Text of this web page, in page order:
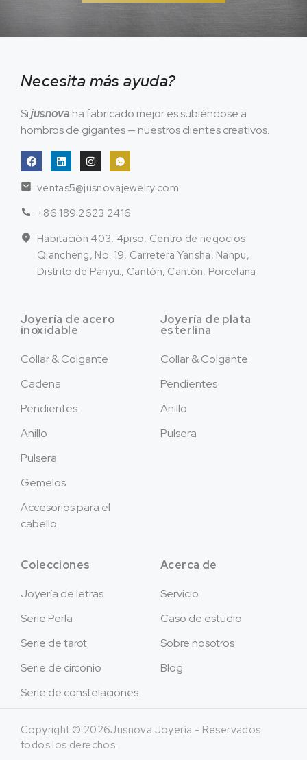
Necesita más ayuda?
Sijusnova ha fabricado mejor es subiéndose a
hombros de gigantes — nuestros clientes creativos.
ventas5@jusnovajewelry.com
+86 189 2623 2416
Habitación 403, 4piso, Centro de negocios
Qiancheng, No. 19, Carretera Yansha, Nanpu,
Distrito de Panyu., Cantón, Cantón, Porcelana
Joyería de acero
inoxidable
Collar & Colgante
Cadena
Pendientes
Anillo
Pulsera
Gemelos
Accesorios para el
cabello
Joyería de plata
esterlina
Collar & Colgante
Pendientes
Anillo
Pulsera
Colecciones
Joyería de letras
Serie Perla
Serie de tarot
Serie de circonio
Serie de constelaciones
Acerca de
Servicio
Caso de estudio
Sobre nosotros
Blog
Copyright © 2026Jusnova Joyería - Reservados
todos los derechos.